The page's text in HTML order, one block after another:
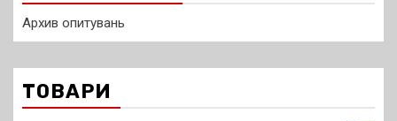
Архив опитувань
ТОВАРИ